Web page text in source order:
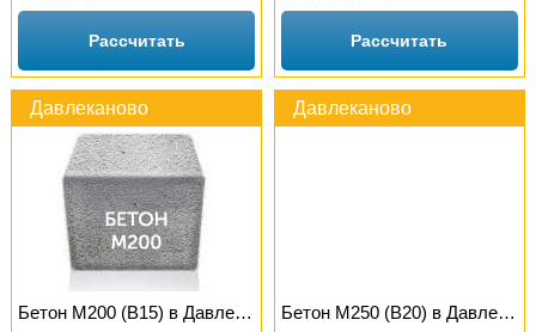
Рассчитать Рассчитать
Давлеканово
Бетон М200 (B15) в Давлеканово
Давлеканово
Бетон М250 (B20) в Давлеканово